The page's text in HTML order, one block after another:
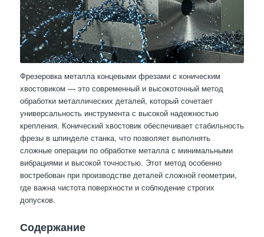
Фрезеровка металла концевыми фрезами с коническим
хвостовиком — это современный и высокоточный метод
обработки металлических деталей, который сочетает
универсальность инструмента с высокой надежностью
крепления. Конический хвостовик обеспечивает стабильность
фрезы в шпинделе станка, что позволяет выполнять
сложные операции по обработке металла с минимальными
вибрациями и высокой точностью. Этот метод особенно
востребован при производстве деталей сложной геометрии,
где важна чистота поверхности и соблюдение строгих
допусков.
Содержание